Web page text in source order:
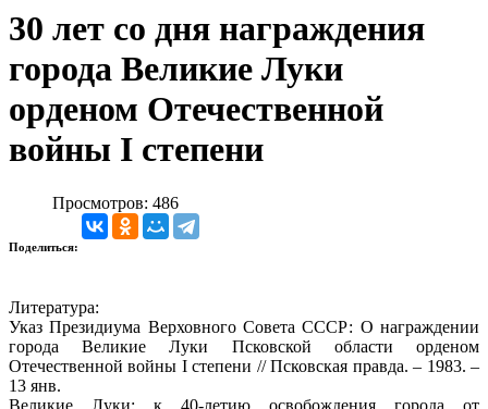
30 лет со дня награждения
города Великие Луки
орденом Отечественной
войны I степени
Просмотров: 486
Поделиться:
Литература:
Указ Президиума Верховного Совета СССР: О награждении
города Великие Луки Псковской области орденом
Отечественной войны I степени // Псковская правда. – 1983. –
13 янв.
Великие Луки: к 40-летию освобождения города от